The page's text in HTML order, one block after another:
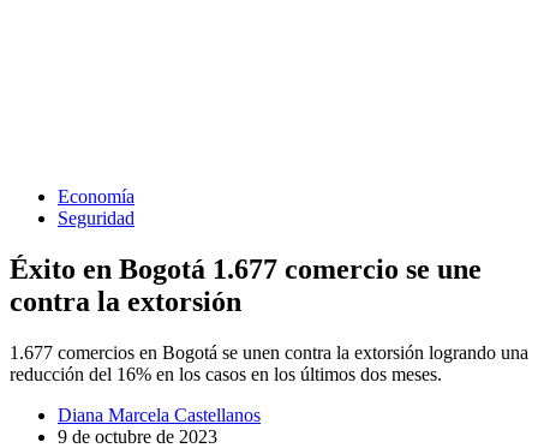
Economía
Seguridad
Éxito en Bogotá 1.677 comercio se une
contra la extorsión
1.677 comercios en Bogotá se unen contra la extorsión logrando una
reducción del 16% en los casos en los últimos dos meses.
Diana Marcela Castellanos
9 de octubre de 2023